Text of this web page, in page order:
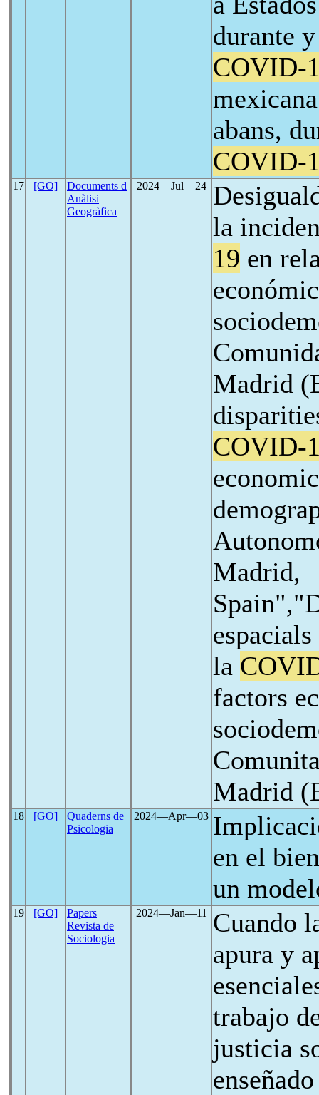
durante
COVID-
abans,
COVID-
17 [GO]
Documents d
Anàlisi
Geogràfica
2024―Jul―24
la
19 en
Madrid
COVID-
Madrid,
la
factors
Madrid
18 [GO]
Quaderns de
Psicologia
2024―Apr―03
en el
un
19 [GO]
Papers
Revista de
Sociologia
2024―Jan―11
Cuando
apura y
trabajo
justicia